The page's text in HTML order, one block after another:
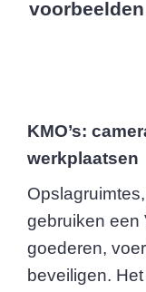
KMO’s:
werkplaatsen
gebruiken een
goederen,
beveiligen.